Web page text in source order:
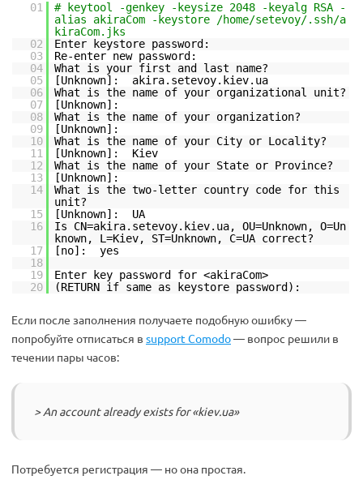
01
# keytool -genkey -keysize 2048 -keyalg RSA -
alias akiraCom -keystore /home/setevoy/.ssh/a
kiraCom.jks
02
Enter keystore password:
03
Re-enter new password:
04
What is your first and last name?
05
[Unknown]: akira.setevoy.kiev.ua
06
What is the name of your organizational unit?
07
[Unknown]:
08
What is the name of your organization?
09
[Unknown]:
10
What is the name of your City or Locality?
11
[Unknown]: Kiev
12
What is the name of your State or Province?
13
[Unknown]:
14
What is the two-letter country code for this
unit?
15
[Unknown]: UA
16
Is CN=akira.setevoy.kiev.ua, OU=Unknown, O=Un
known, L=Kiev, ST=Unknown, C=UA correct?
17
[no]: yes
18
19
Enter key password for <akiraCom>
20
(RETURN if same as keystore password):
Если после заполнения получаете подобную ошибку —
попробуйте отписаться в support Comodo— вопрос решили в
течении пары часов:
> An account already exists for «kiev.ua»
Потребуется регистрация — но она простая.